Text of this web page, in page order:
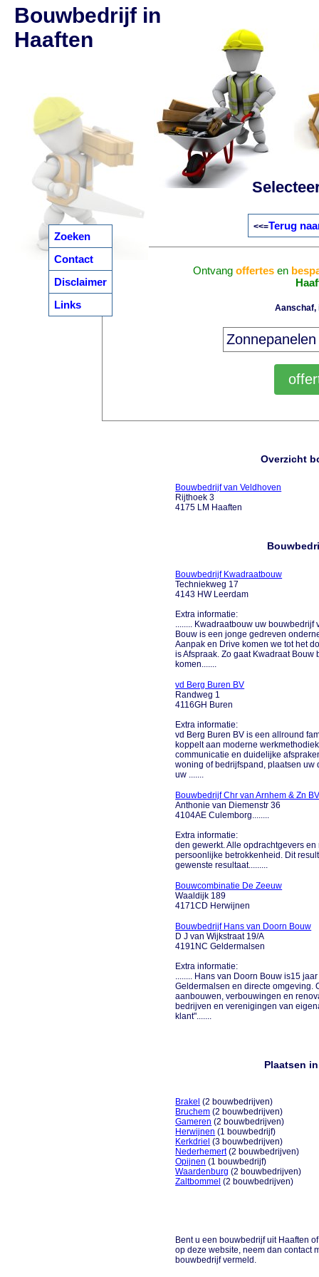
Zoeken
Contact
Disclaimer
Links
Bouwbedrijf in
Haaften
<<=Terug
Ontvang offertesen
Aanschaf,
Overzicht
Bouwbedrijf van Veldhoven
Rijthoek 3
4175 LM Haaften
Bouwbedrijf Kwadraatbouw
Techniekweg 17
4143 HW Leerdam
Extra informatie:
........ Kwadraatbouw uw
Bouw is een jonge gedreven
Aanpak en Drive komen we tot het
is Afspraak. Zo gaat Kwadraat Bouw
komen.......
vd Berg Buren BV
Randweg 1
4116GH Buren
Extra informatie:
vd Berg Buren BV is een allround
koppelt aan moderne
communicatie en duidelijke
woning of bedrijfspand, plaatsen
uw .......
Bouwbedrijf Chr van Arnhem & Zn
Anthonie van Diemenstr 36
4104AE Culemborg........
Extra informatie:
den gewerkt. Alle opdrachtgevers
persoonlijke betrokkenheid. Dit
gewenste resultaat.........
Bouwcombinatie De Zeeuw
Waaldijk 189
4171CD Herwijnen
Bouwbedrijf Hans van Doorn Bouw
D J van Wijkstraat 19/A
4191NC Geldermalsen
Extra informatie:
........ Hans van Doorn Bouw is15
Geldermalsen en directe omgeving.
aanbouwen, verbouwingen en
bedrijven en verenigingen van
klant".......
Plaatsen
Brakel (2 bouwbedrijven)
Bruchem (2 bouwbedrijven)
Gameren (2 bouwbedrijven)
Herwijnen (1 bouwbedrijf)
Kerkdriel (3 bouwbedrijven)
Nederhemert(2 bouwbedrijven)
Opijnen (1 bouwbedrijf)
Waardenburg (2 bouwbedrijven)
Zaltbommel (2 bouwbedrijven)
Bent u een bouwbedrijf uit Haaften
op deze website, neem dan contact
bouwbedrijf vermeld.